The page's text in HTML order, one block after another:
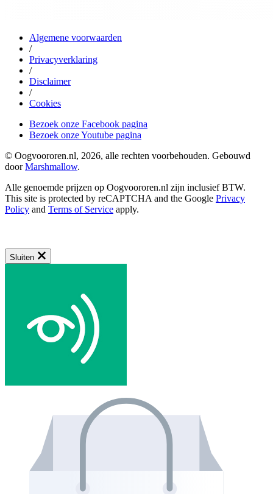
Algemene voorwaarden
/
Privacyverklaring
/
Disclaimer
/
Cookies
Bezoek onze Facebook pagina
Bezoek onze Youtube pagina
© Oogvoororen.nl, 2026, alle rechten voorbehouden. Gebouwd
doorMarshmallow.
Alle genoemde prijzen op Oogvoororen.nl zijn inclusief BTW.
This site is protected by reCAPTCHA and the Google Privacy
Policy and Terms of Service apply.
Sluiten